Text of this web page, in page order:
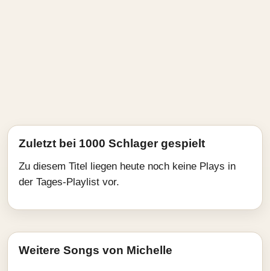
Zuletzt bei 1000 Schlager gespielt
Zu diesem Titel liegen heute noch keine Plays in
der Tages-Playlist vor.
Weitere Songs von Michelle